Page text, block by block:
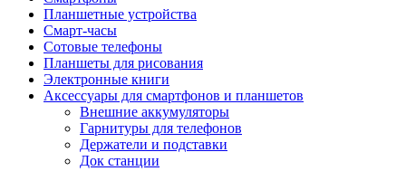
Калькуляторы
Мебель
Стулья и кресла
Столы
Мебельные аксессуары
Аксессуары для кресел
Вешалки
Коврики защитные
Эргономика
Опции для устройств печати, копирования и
Планшетные устройства
Смарт-часы
Сотовые телефоны
Планшеты для рисования
Электронные книги
Аксессуары для смартфонов и планшетов
Внешние аккумуляторы
Гарнитуры для телефонов
Держатели и подставки
Док станции